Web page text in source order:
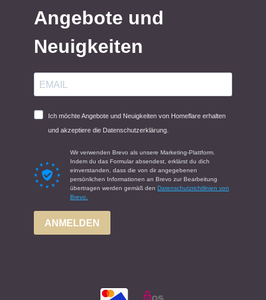
Angebote und
Neuigkeiten
Ich möchte Angebote und Neuigkeiten von Homeflare erhalten
und akzeptiere die Datenschutzerklärung.
Wir verwenden Brevo als unsere Marketing-Plattform.
Indem du das Formular absendest, erklärst du dich
einverstanden, dass die von dir angegebenen
persönlichen Informationen an Brevo zur Bearbeitung
übertragen werden gemäß den Datenschutzrichtlinien von
Brevo.
ANMELDEN